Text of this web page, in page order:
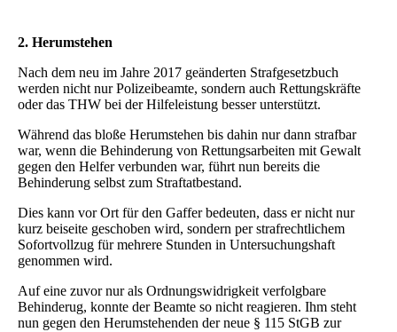
2. Herumstehen
Nach dem neu im Jahre 2017 geänderten Strafgesetzbuch
werden nicht nur Polizeibeamte, sondern auch Rettungskräfte
oder das THW bei der Hilfeleistung besser unterstützt.
Während das bloße Herumstehen bis dahin nur dann strafbar
war, wenn die Behinderung von Rettungsarbeiten mit Gewalt
gegen den Helfer verbunden war, führt nun bereits die
Behinderung selbst zum Straftatbestand.
Dies kann vor Ort für den Gaffer bedeuten, dass er nicht nur
kurz beiseite geschoben wird, sondern per strafrechtlichem
Sofortvollzug für mehrere Stunden in Untersuchungshaft
genommen wird.
Auf eine zuvor nur als Ordnungswidrigkeit verfolgbare
Behinderug, konnte der Beamte so nicht reagieren. Ihm steht
nun gegen den Herumstehenden der neue § 115 StGB zur